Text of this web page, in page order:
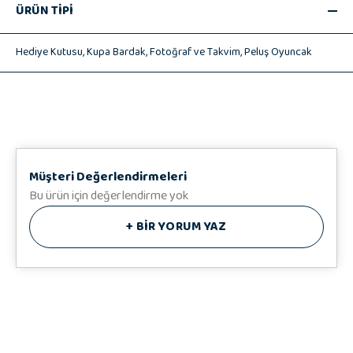
📸 Fotoğraf 10x15 cm 1 adet
🎁 Hedizu Özel Hediye Kutusu
♥️ Hediye Notunuz
ÜRÜN TİPİ
Hediye Kutusu,Kupa Bardak,Fotoğraf ve Takvim,Peluş Oyuncak
Müşteri Değerlendirmeleri
Bu ürün için değerlendirme yok
+ BİR YORUM YAZ